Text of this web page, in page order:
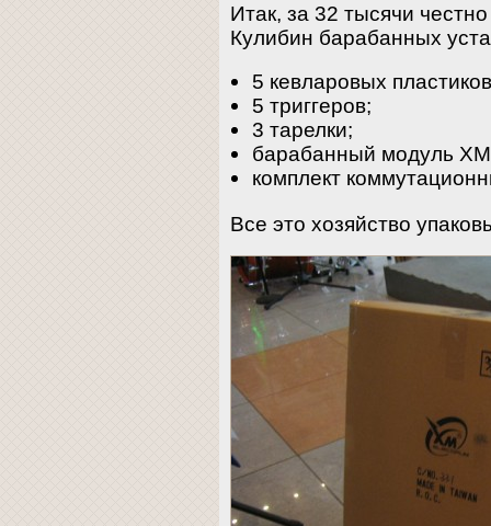
Итак, за 32 тысячи
Кулибин барабанных
5 кевларовых
5 триггеров;
3 тарелки;
барабанный модуль
комплект
Все это хозяйство